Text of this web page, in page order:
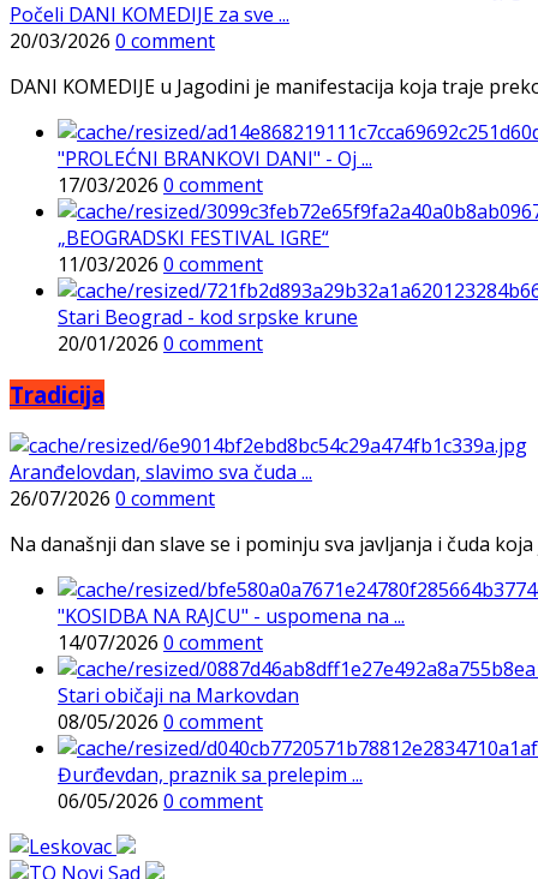
Počeli DANI KOMEDIJE za sve ...
20/03/2026 0 comment
DANI KOMEDIJE u Jagodini je manifestacija koja traje
"PROLEĆNI BRANKOVI DANI" - Oj ...
17/03/2026 0 comment
„BEOGRADSKI FESTIVAL IGRE“
11/03/2026 0 comment
Stari Beograd - kod srpske krune
20/01/2026 0 comment
Tradicija
Aranđelovdan, slavimo sva čuda ...
26/07/2026 0 comment
Na današnji dan slave se i pominju sva javljanja i čuda
"KOSIDBA NA RAJCU" - uspomena na ...
14/07/2026 0 comment
Stari običaji na Markovdan
08/05/2026 0 comment
Đurđevdan, praznik sa prelepim ...
06/05/2026 0 comment